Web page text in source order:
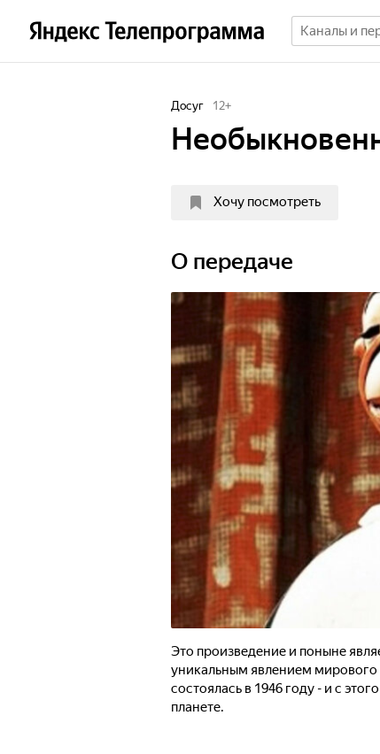
Досуг 12+
Хочу посмотреть
О передаче
Это произведение и поныне
уникальным явлением мирового
состоялась в 1946 году - и с
планете.